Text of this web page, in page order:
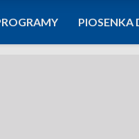
PIOSENKA